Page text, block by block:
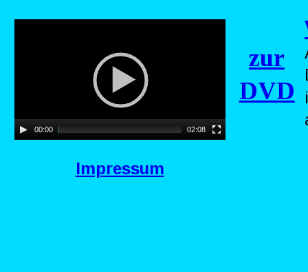
00:00 02:08
zur
DVD
Impressum